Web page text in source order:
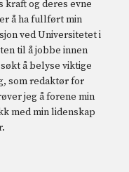
kraft og deres evne
å ha fullført min
ved Universitetet i
til å jobbe innen
å belyse viktige
som redaktør for
jeg å forene min
med min lidenskap